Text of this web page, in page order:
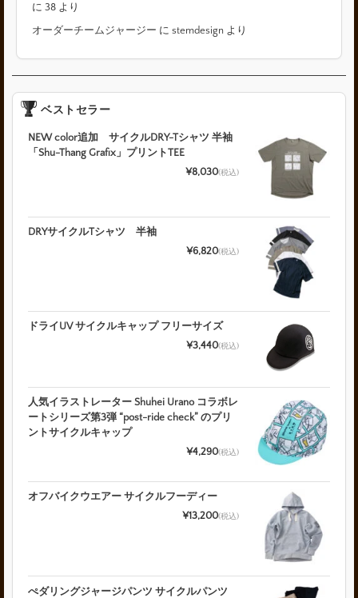
に38 より
オーダーチームジャージー にstemdesign より
ベストセラー
NEW color追加 サイクルDRY-Tシャツ 半袖
「Shu-Thang Grafix」プリントTEE
¥8,030(税込)
DRYサイクルTシャツ 半袖
¥6,820(税込)
ドライUV サイクルキャップ フリーサイズ
¥3,440(税込)
人気イラストレーター Shuhei Urano コラボレ
ートシリーズ第3弾 “post-ride check” のプリ
ントサイクルキャップ
¥4,290(税込)
オフバイクウエアー サイクルフーディー
¥13,200(税込)
ぺダリングジャージパンツ サイクルパンツ